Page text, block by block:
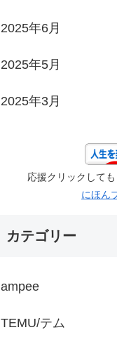
2025年6月
2025年5月
2025年3月
応援クリックして
にほん
カテゴリー
ampee
TEMU/テム